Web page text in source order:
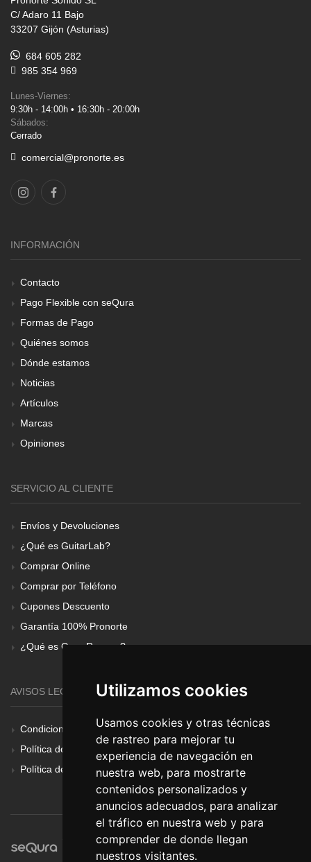
Utilizamos cookies
Usamos cookies y otras técnicas
de rastreo para mejorar tu
experiencia de navegación en
nuestra web, para mostrarte
contenidos personalizados y
anuncios adecuados, para analizar
el tráfico en nuestra web y para
comprender de donde llegan
nuestros visitantes.
C/ Adaro 11 Bajo
33207 Gijón (Asturias)
684 605 282
985 354 969
Lunes-Viernes:
9:30h - 14:00h • 16:30h - 20:00h
Sábados:
Cerrado
comercial@pronorte.es
INFORMACIÓN
Contacto
Pago Flexible con seQura
Formas de Pago
Quiénes somos
Dónde estamos
Noticias
Artículos
Marcas
Opiniones
SERVICIO AL CLIENTE
Envíos y Devoluciones
¿Qué es GuitarLab?
Comprar Online
Comprar por Teléfono
Cupones Descuento
Garantía 100% Pronorte
¿Qué es Gear Renove?
AVISOS LEGALES
Condiciones Generales
Política de Cookies
Política de Privacidad